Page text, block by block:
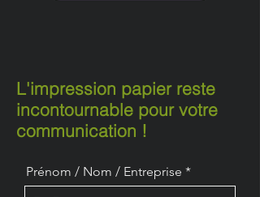
L'impression papier reste
incontournable pour votre
communication !
Prénom / Nom / Entreprise